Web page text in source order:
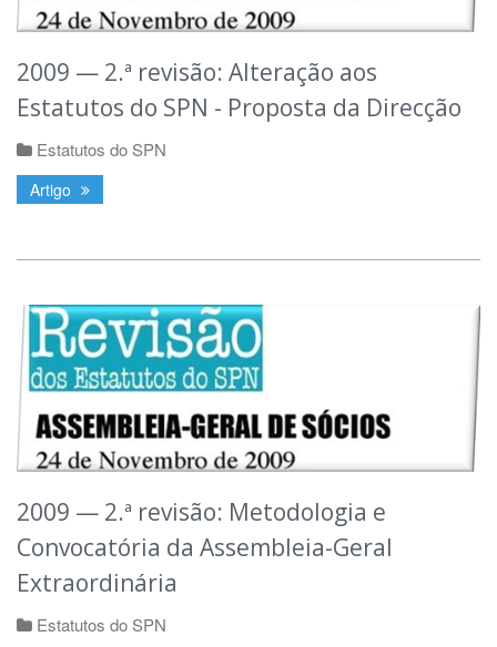
2009 — 2.ª revisão: Alteração aos
Estatutos do SPN - Proposta da Direcção
Estatutos do SPN
Artigo
2009 — 2.ª revisão: Metodologia e
Convocatória da Assembleia-Geral
Extraordinária
Estatutos do SPN